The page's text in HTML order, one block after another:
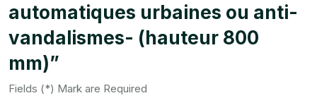
automatiques urbaines ou anti-
vandalismes- (hauteur 800
mm)”
Fields (*) Mark are Required